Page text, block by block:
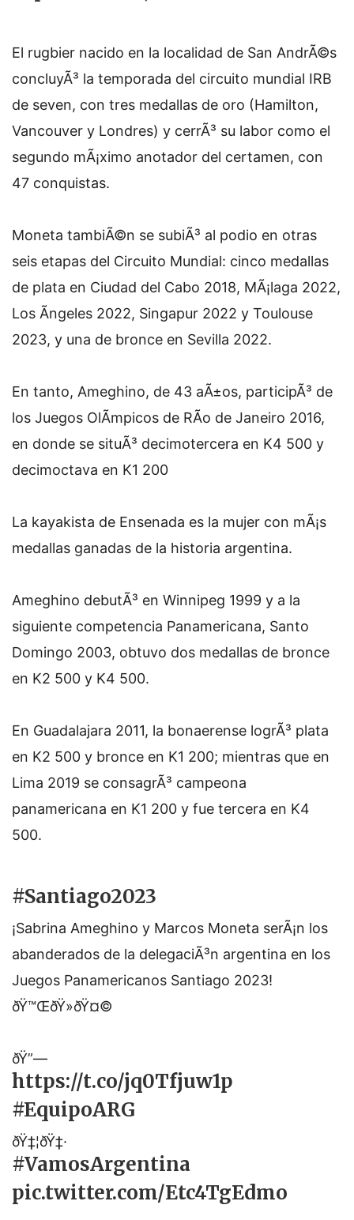
El rugbier nacido en la localidad de San AndrÃ©s
concluyÃ³ la temporada del circuito mundial IRB
de seven, con tres medallas de oro (Hamilton,
Vancouver y Londres) y cerrÃ³ su labor como el
segundo mÃ¡ximo anotador del certamen, con
47 conquistas.
Moneta tambiÃ©n se subiÃ³ al podio en otras
seis etapas del Circuito Mundial: cinco medallas
de plata en Ciudad del Cabo 2018, MÃ¡laga 2022,
Los Ãngeles 2022, Singapur 2022 y Toulouse
2023, y una de bronce en Sevilla 2022.
En tanto, Ameghino, de 43 aÃ±os, participÃ³ de
los Juegos OlÃ­mpicos de RÃ­o de Janeiro 2016,
en donde se situÃ³ decimotercera en K4 500 y
decimoctava en K1 200
La kayakista de Ensenada es la mujer con mÃ¡s
medallas ganadas de la historia argentina.
Ameghino debutÃ³ en Winnipeg 1999 y a la
siguiente competencia Panamericana, Santo
Domingo 2003, obtuvo dos medallas de bronce
en K2 500 y K4 500.
En Guadalajara 2011, la bonaerense logrÃ³ plata
en K2 500 y bronce en K1 200; mientras que en
Lima 2019 se consagrÃ³ campeona
panamericana en K1 200 y fue tercera en K4
500.
#Santiago2023
¡Sabrina Ameghino y Marcos Moneta serÃ¡n los
abanderados de la delegaciÃ³n argentina en los
Juegos Panamericanos Santiago 2023!
ðŸ™ŒðŸ»ðŸ¤©
ðŸ”—
https://t.co/jq0Tfjuw1p
#EquipoARG
ðŸ‡¦ðŸ‡·
#VamosArgentina
pic.twitter.com/Etc4TgEdmo